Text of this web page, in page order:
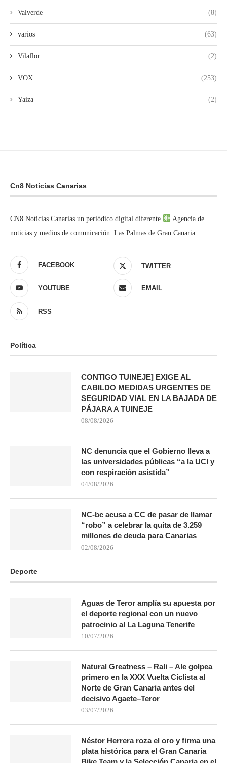
Valverde (8)
varios (63)
Vilaflor (2)
VOX (253)
Yaiza (2)
Cn8 Noticias Canarias
CN8 Noticias Canarias un periódico digital diferente
Agencia de
noticias y medios de comunicación. Las Palmas de Gran Canaria.
FACEBOOK TWITTER
YOUTUBE EMAIL
RSS
Política
CONTIGO TUINEJE] EXIGE AL
CABILDO MEDIDAS URGENTES DE
SEGURIDAD VIAL EN LA BAJADA DE
PÁJARA A TUINEJE
08/08/2026
NC denuncia que el Gobierno lleva a
las universidades públicas “a la UCI y
con respiración asistida”
04/08/2026
NC-bc acusa a CC de pasar de llamar
“robo” a celebrar la quita de 3.259
millones de deuda para Canarias
02/08/2026
Deporte
Aguas de Teror amplía su apuesta por
el deporte regional con un nuevo
patrocinio al La Laguna Tenerife
10/07/2026
Natural Greatness – Rali – Ale golpea
primero en la XXX Vuelta Ciclista al
Norte de Gran Canaria antes del
decisivo Agaete–Teror
03/07/2026
Néstor Herrera roza el oro y firma una
plata histórica para el Gran Canaria